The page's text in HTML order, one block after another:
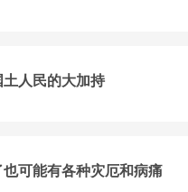
人民的大加持
可能有各种灾厄和病痛